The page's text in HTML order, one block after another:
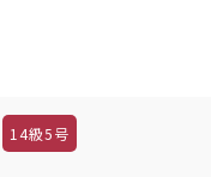
14級5号